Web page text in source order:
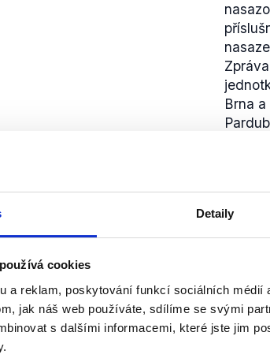
Detaily
cookies
a reklam, poskytování funkcí sociálních
jak náš web používáte, sdílíme se svými
s dalšími informacemi, které jste jim
Brna
Frýdlant. Tým, který mám
kauzou.
Dan